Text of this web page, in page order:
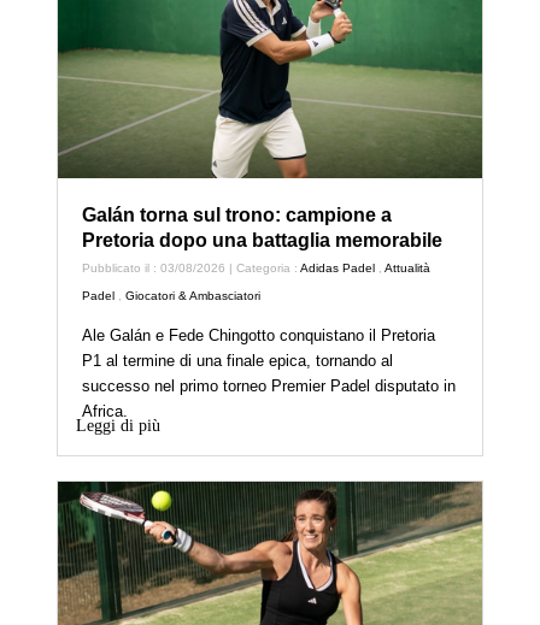
Galán torna sul trono: campione a
Pretoria dopo una battaglia memorabile
Pubblicato il : 03/08/2026 | Categoria :Adidas Padel ,Attualità
Padel ,Giocatori & Ambasciatori
Ale Galán e Fede Chingotto conquistano il Pretoria
P1 al termine di una finale epica, tornando al
successo nel primo torneo Premier Padel disputato in
Africa.
Leggi di più